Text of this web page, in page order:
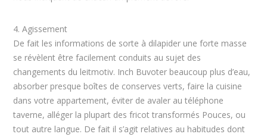
4. Agissement
De fait les informations de sorte à dilapider une forte masse
se révèlent être facilement conduits au sujet des
changements du leitmotiv. Inch Buvoter beaucoup plus d’eau,
absorber presque boîtes de conserves verts, faire la cuisine
dans votre appartement, éviter de avaler au téléphone
taverne, alléger la plupart des fricot transformés Pouces, ou
tout autre langue. De fait il s’agit relatives au habitudes dont